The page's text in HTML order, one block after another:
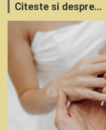
Citeste si despre...